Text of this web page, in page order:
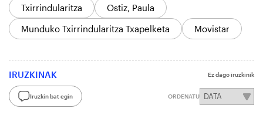
Txirrindularitza
Ostiz, Paula
Munduko Txirrindularitza Txapelketa
Movistar
IRUZKINAK Ez dago iruzkinik
Iruzkin bat egin ORDENATU